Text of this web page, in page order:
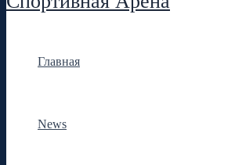
Главная
News